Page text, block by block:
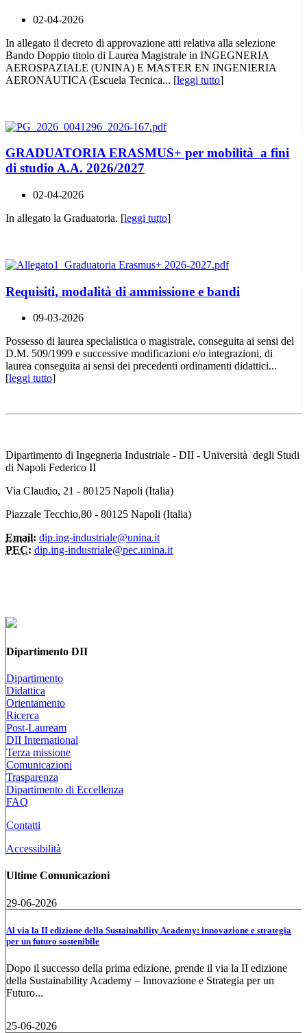
02-04-2026
In allegato il decreto di approvazione atti relativa alla selezione
Bando Doppio titolo di Laurea Magistrale in INGEGNERIA
AEROSPAZIALE (UNINA) E MASTER EN INGENIERIA
AERONAUTICA (Escuela Tecnica... [leggi tutto]
GRADUATORIA ERASMUS+ per mobilità a fini
di studio A.A. 2026/2027
02-04-2026
In allegato la Graduatoria. [leggi tutto]
Requisiti, modalità di ammissione e bandi
09-03-2026
Possesso di laurea specialistica o magistrale, conseguita ai sensi del
D.M. 509/1999 e successive modificazioni e/o integrazioni, di
laurea conseguita ai sensi dei precedenti ordinamenti didattici...
[leggi tutto]
Dipartimento di Ingegneria Industriale - DII - Università degli Studi
di Napoli Federico II
Via Claudio, 21 - 80125 Napoli (Italia)
Piazzale Tecchio,80 - 80125 Napoli (Italia)
Email: dip.ing-industriale@unina.it
PEC: dip.ing-industriale@pec.unina.it
Dipartimento DII
Dipartimento
Didattica
Orientamento
Ricerca
Post-Lauream
DII International
Terza missione
Comunicazioni
Trasparenza
Dipartimento di Eccellenza
FAQ
Contatti
Accessibilità
Ultime Comunicazioni
29-06-2026
Al via la II edizione della Sustainability Academy: innovazione e strategia
per un futuro sostenibile
Dopo il successo della prima edizione, prende il via la II edizione
della Sustainability Academy – Innovazione e Strategia per un
Futuro...
25-06-2026